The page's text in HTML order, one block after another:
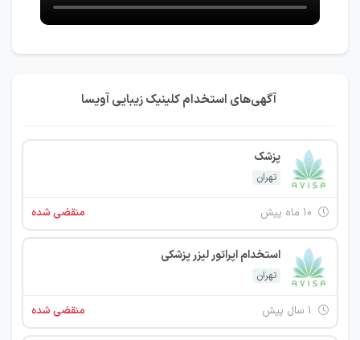
آگهی‌های استخدام کلینیک زیبایی آویسا
پزشک
تهران
منقضی شده
استخدام اپراتور لیزر پزشکی
تهران
منقضی شده